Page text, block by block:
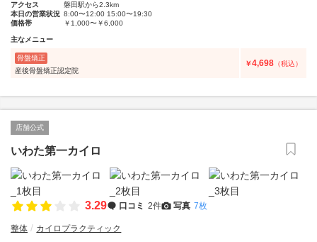
アクセス
磐田駅から2.3km
本日の営業状況 8:00〜12:00 15:00〜19:30
価格帯
￥1,000〜￥6,000
主なメニュー
骨盤矯正
産後骨盤矯正認定院
￥4,698 （税込）
店舗公式
いわた第一カイロ
3.29 口コミ 2件 写真 7枚
整体 カイロプラクティック